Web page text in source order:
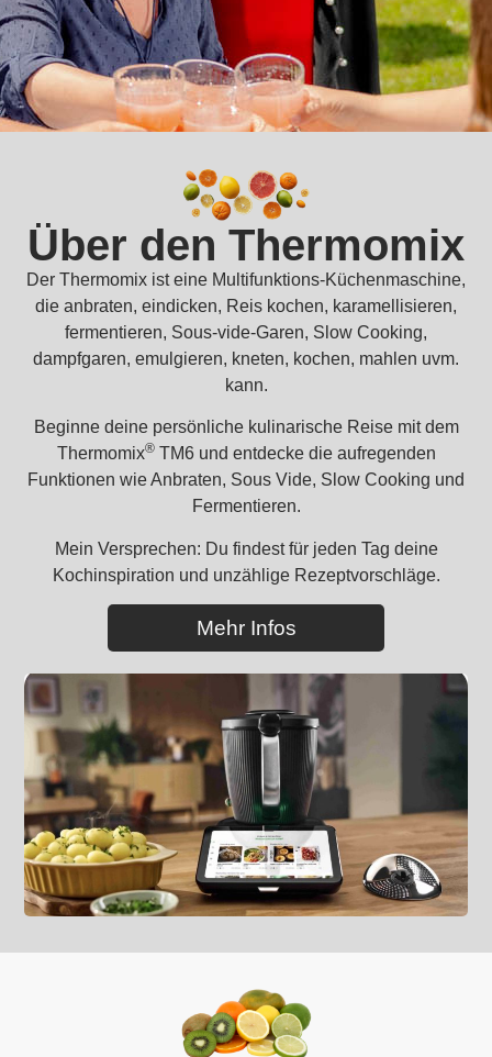
Über den Thermomix
Der Thermomix ist eine Multifunktions-Küchenmaschine,
die anbraten, eindicken, Reis kochen, karamellisieren,
fermentieren, Sous-vide-Garen, Slow Cooking,
dampfgaren, emulgieren, kneten, kochen, mahlen uvm.
kann.
Beginne deine persönliche kulinarische Reise mit dem
Thermomix®TM6 und entdecke die aufregenden
Funktionen wie Anbraten, Sous Vide, Slow Cooking und
Fermentieren.
Mein Versprechen: Du findest für jeden Tag deine
Kochinspiration und unzählige Rezeptvorschläge.
Mehr Infos